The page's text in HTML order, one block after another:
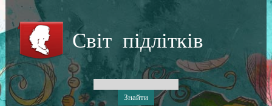
Світ підлітків